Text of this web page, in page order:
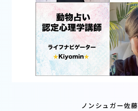
ノンシュガー佐藤